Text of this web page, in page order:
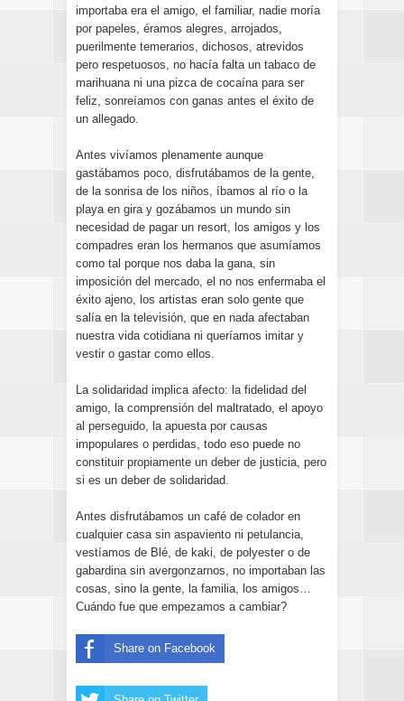
importaba era el amigo, el familiar, nadie moría
por papeles, éramos alegres, arrojados,
puerilmente temerarios, dichosos, atrevidos
pero respetuosos, no hacía falta un tabaco de
marihuana ni una pizca de cocaína para ser
feliz, sonreíamos con ganas antes el éxito de
un allegado.
Antes vivíamos plenamente aunque
gastábamos poco, disfrutábamos de la gente,
de la sonrisa de los niños, íbamos al río o la
playa en gira y gozábamos un mundo sin
necesidad de pagar un resort, los amigos y los
compadres eran los hermanos que asumíamos
como tal porque nos daba la gana, sin
imposición del mercado, el no nos enfermaba el
éxito ajeno, los artistas eran solo gente que
salía en la televisión, que en nada afectaban
nuestra vida cotidiana ni queríamos imitar y
vestir o gastar como ellos.
La solidaridad implica afecto: la fidelidad del
amigo, la comprensión del maltratado, el apoyo
al perseguido, la apuesta por causas
impopulares o perdidas, todo eso puede no
constituir propiamente un deber de justicia, pero
si es un deber de solidaridad.
Antes disfrutábamos un café de colador en
cualquier casa sin aspaviento ni petulancia,
vestíamos de Blé, de kaki, de polyester o de
gabardina sin avergonzarnos, no importaban las
cosas, sino la gente, la familia, los amigos…
Cuándo fue que empezamos a cambiar?
Share on Facebook